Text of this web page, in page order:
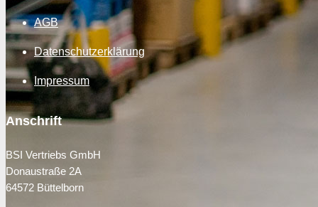
AGB
Datenschutzerklärung
Impressum
Anschrift
BSI Vertriebs GmbH
Donaustraße 2A
64572 Büttelborn